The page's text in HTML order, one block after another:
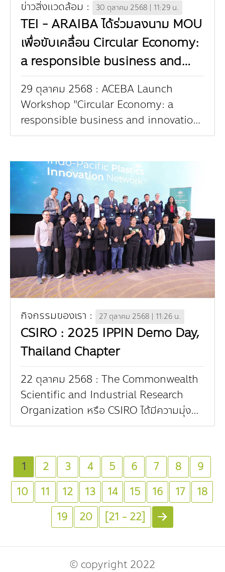
ข่าวสิ่งแวดล้อม : 30 ตุลาคม 2568 | 11:29 น.
TEI - ARAIBA ได้ร่วมลงนาม MOU
เพื่อขับเคลื่อน Circular Economy:
a responsible business and
innovation opportunity for Thai
businesses
29 ตุลาคม 2568 : ACEBA Launch
Workshop "Circular Economy: a
responsible business and innovation
opportunity for Thai businesses" จัด
กิจกรรมของเรา : 27 ตุลาคม 2568 | 11:26 น.
CSIRO : 2025 IPPIN Demo Day,
Thailand Chapter
22 ตุลาคม 2568 : The Commonwealth
Scientific and Industrial Research
Organization หรือ CSIRO ได้มีความมุ่งมั่น
ในการขับเคลื่อนเพื่อร่วมหยุดยั้งปัญหาขยะ
1
2 3 4 5 6 7 8
9
10
11 12 13 14 15 16 17
18
19
20 [21 - 22]
© copyright 2022